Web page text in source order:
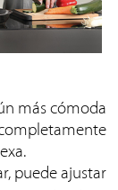
más cómoda
puede ajustar